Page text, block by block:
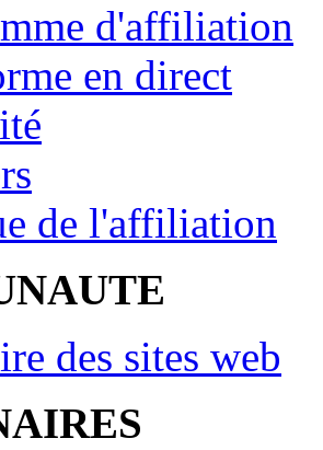
d'affiliation
en direct
de l'affiliation
des sites web